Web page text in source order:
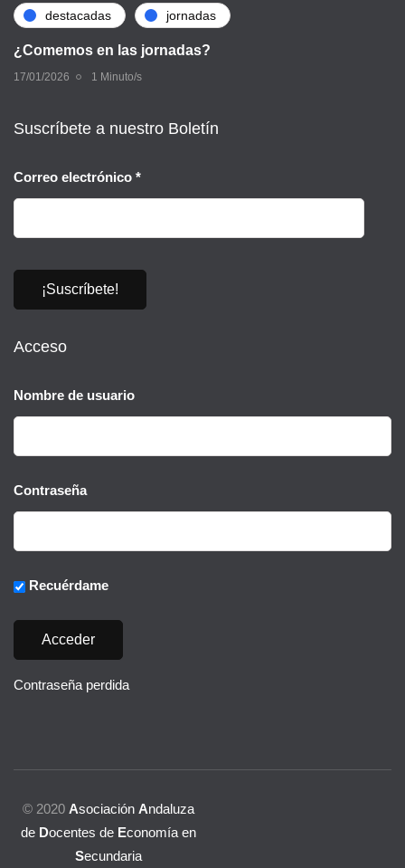
destacadas jornadas
¿Comemos en las jornadas?
17/01/2026 1 Minuto/s
Suscríbete a nuestro Boletín
Correo electrónico *
Acceso
Nombre de usuario
Contraseña
Recuérdame
Contraseña perdida
© 2020 Asociación Andaluza
de Docentes de Economía en
Secundaria